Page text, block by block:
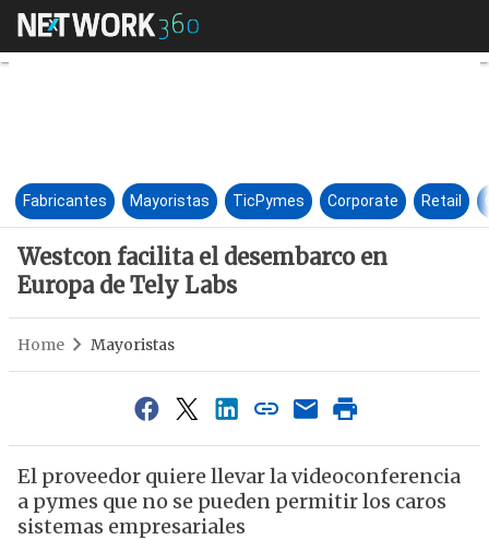
Westcon facilita el
Fabricantes Mayoristas TicPymes Corporate Retail
Westcon facilita el desembarco en
Europa de Tely Labs
Home Mayoristas
El proveedor quiere llevar la videoconferencia
a pymes que no se pueden permitir los caros
sistemas empresariales